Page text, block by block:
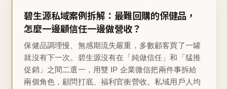
碧生源私域案例拆解：最難回購的保健品，
怎麼一邊顧信任一邊做營收？
保健品調理慢、無感期流失嚴重，多數顧客買了一罐
就沒有下一次。碧生源沒有在「純做信任」和「猛推
促銷」之間二選一，用雙 IP 企業微信把兩件事拆給
兩個角色，顧問打底、福利官衝營收。私域用戶人均